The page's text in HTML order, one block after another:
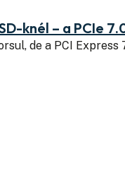
knél – a PCIe
de a PCI Express